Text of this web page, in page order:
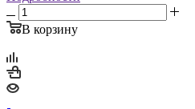
В корзину